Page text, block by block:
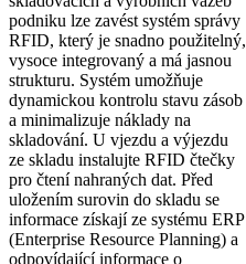
podniku lze zavést systém správy
RFID, který je snadno použitelný,
vysoce integrovaný a má jasnou
strukturu. Systém umožňuje
dynamickou kontrolu stavu zásob
a minimalizuje náklady na
skladování. U vjezdu a výjezdu
ze skladu instalujte RFID čtečky
pro čtení nahraných dat. Před
uložením surovin do skladu se
informace získají ze systému ERP
(Enterprise Resource Planning) a
odpovídající informace o